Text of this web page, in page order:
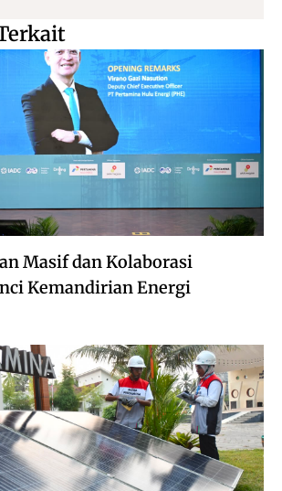
Masif dan Kolaborasi
Kemandirian Energi